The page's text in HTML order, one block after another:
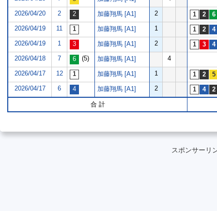
2026/04/20 2 加藤翔馬 [A1] 2
2026/04/19 11 加藤翔馬 [A1] 1
2026/04/19 1 加藤翔馬 [A1] 2
2026/04/18 7 (5) 加藤翔馬 [A1] 4
2026/04/17 12 加藤翔馬 [A1] 1
2026/04/17 6 加藤翔馬 [A1] 2
合 計
スポンサーリ